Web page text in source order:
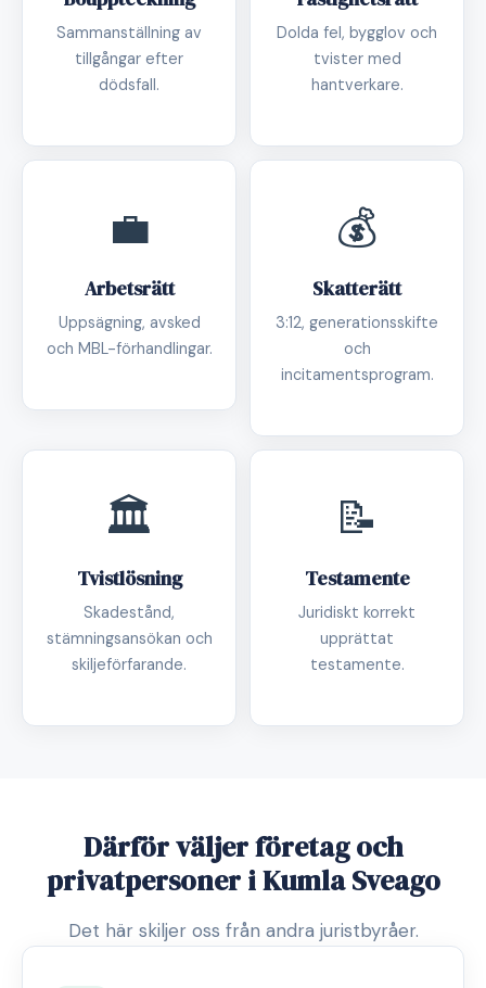
Sammanställning av
tillgångar efter
dödsfall.
Dolda fel, bygglov och
tvister med
hantverkare.
💼
Arbetsrätt
Uppsägning, avsked
och MBL-förhandlingar.
💰
Skatterätt
3:12, generationsskifte
och
incitamentsprogram.
🏛️
Tvistlösning
Skadestånd,
stämningsansökan och
skiljeförfarande.
📝
Testamente
Juridiskt korrekt
upprättat
testamente.
Därför väljer företag och
privatpersoner i Kumla Sveago
Det här skiljer oss från andra juristbyråer.